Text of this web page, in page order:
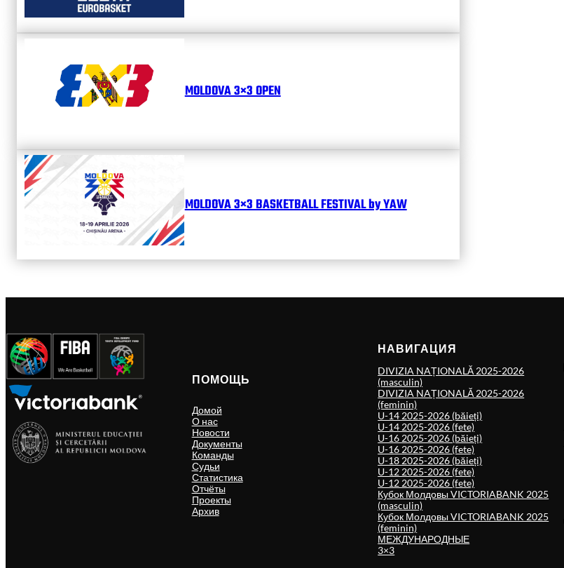
MOLDOVA 3×3 OPEN
MOLDOVA 3×3 BASKETBALL FESTIVAL by YAW
ПОМОЩЬ
Домой
О нас
Новости
Документы
Команды
Судьи
Статистика
Отчёты
Проекты
Архив
НАВИГАЦИЯ
DIVIZIA NAȚIONALĂ 2025-2026
(masculin)
DIVIZIA NAȚIONALĂ 2025-2026
(feminin)
U-14 2025-2026 (băieți)
U-14 2025-2026 (fete)
U-16 2025-2026 (băieți)
U-16 2025-2026 (fete)
U-18 2025-2026 (băieți)
U-12 2025-2026 (fete)
U-12 2025-2026 (fete)
Кубок Молдовы VICTORIABANK 2025
(masculin)
Кубок Молдовы VICTORIABANK 2025
(feminin)
МЕЖДУНАРОДНЫЕ
3×3